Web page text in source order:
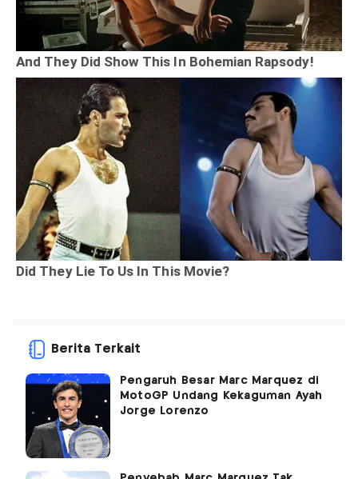
Berita Terkait
Pengaruh Besar Marc Marquez di
MotoGP Undang Kekaguman Ayah
Jorge Lorenzo